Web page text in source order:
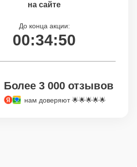
на сайте
До конца акции:
00:34:49
Более 3 000 отзывов
нам доверяют 🌟🌟🌟🌟🌟